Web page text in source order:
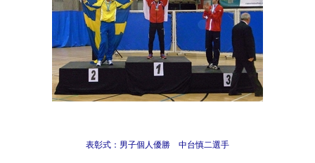
表彰式：男子個人優勝 中台慎二選手